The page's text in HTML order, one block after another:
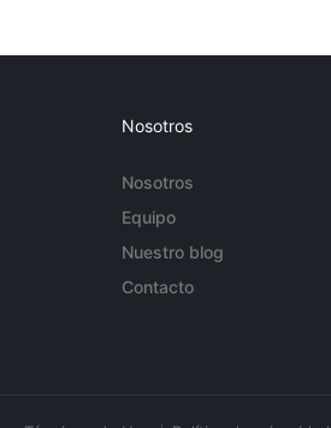
Nosotros
Nosotros
Equipo
Nuestro blog
Contacto